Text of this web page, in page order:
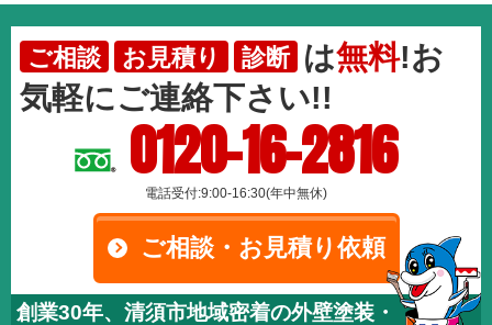
ご相談 お見積り 診断 は無料!お
気軽にご連絡下さい!!
0120-16-2816
電話受付:9:00-16:30(年中無休)
ご相談・お見積り依頼
創業30年、清須市地域密着の外壁塗装・